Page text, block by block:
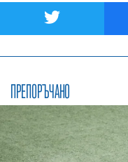
ПРЕПОРЪЧАНО